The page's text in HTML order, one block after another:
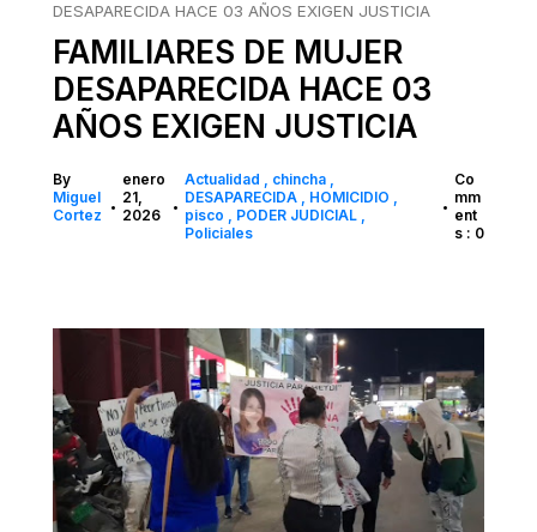
DESAPARECIDA HACE 03 AÑOS EXIGEN JUSTICIA
FAMILIARES DE MUJER
DESAPARECIDA HACE 03
AÑOS EXIGEN JUSTICIA
By
Miguel
Cortez
•
enero
21,
2026
•
Actualidad
chincha
DESAPARECIDA
HOMICIDIO
pisco
PODER JUDICIAL
Policiales
•
Co
mm
ent
s : 0